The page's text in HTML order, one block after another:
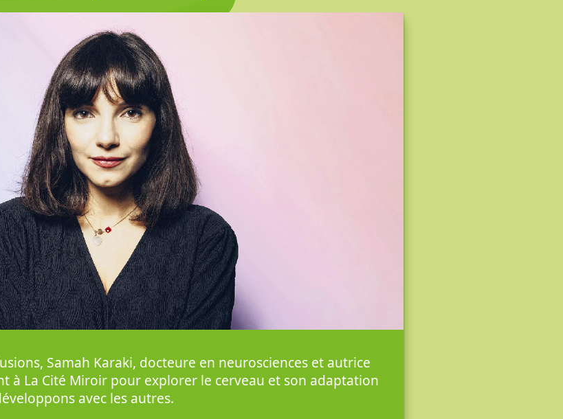
Samah Karaki, docteure en neurosciences et autrice
à La Cité Miroir pour explorer le cerveau et son adaptation
avec les autres.